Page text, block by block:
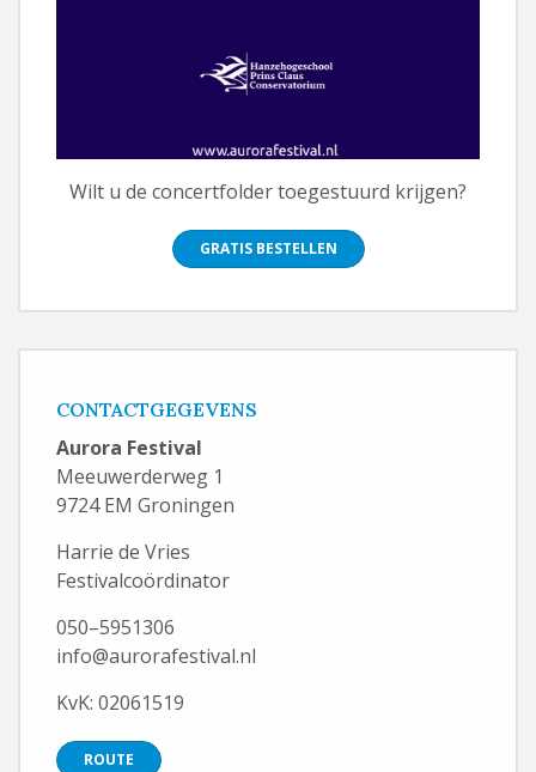
Wilt u de concertfolder toegestuurd krijgen?
GRATIS BESTELLEN
CONTACTGEGEVENS
Aurora Festival
Meeuwerderweg 1
9724 EM Groningen
Harrie de Vries
Festivalcoördinator
050–5951306
info@aurorafestival.nl
KvK: 02061519
ROUTE